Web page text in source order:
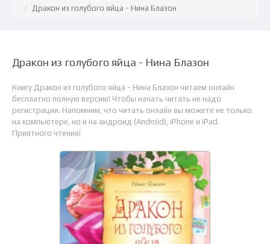
Дракон из голубого яйца - Нина Блазон
Дракон из голубого яйца - Нина Блазон
Книгу Дракон из голубого яйца - Нина Блазон читаем онлайн
бесплатно полную версию! Чтобы начать читать не надо
регистрации. Напомним, что читать онлайн вы можете не только
на компьютере, но и на андроид (Android), iPhone и iPad.
Приятного чтения!